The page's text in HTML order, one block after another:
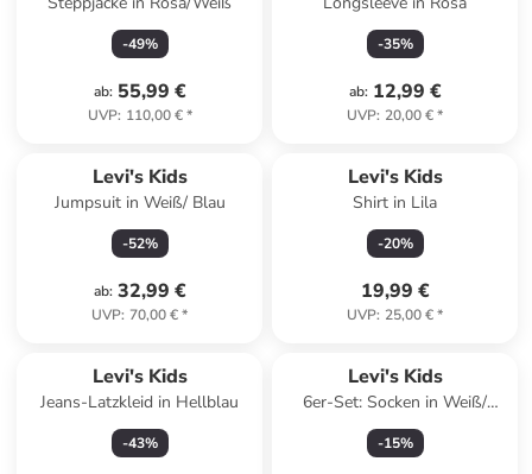
-49%
ab: 55,99 €
UVP: 110,00 €*
-35%
ab: 12,99 €
UVP: 20,00 €*
Levi's Kids
Jumpsuit in Weiß/ Blau
-52%
ab: 32,99 €
UVP: 70,00 €*
Levi's Kids
Shirt in Lila
-20%
19,99 €
UVP: 25,00 €*
Levi's Kids
Jeans-Latzkleid in Hellblau
-43%
Levi's Kids
6er-Set: Socken in Weiß/
Schwarz/ Grau
-15%